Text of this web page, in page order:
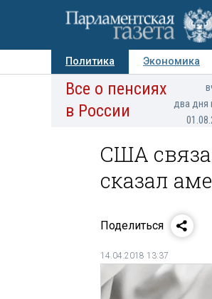
Политика Экономика
Авторы Персоны
Все о пенсиях
в России
два дня
США
сказал
Поделиться
14.04.2018 13:37